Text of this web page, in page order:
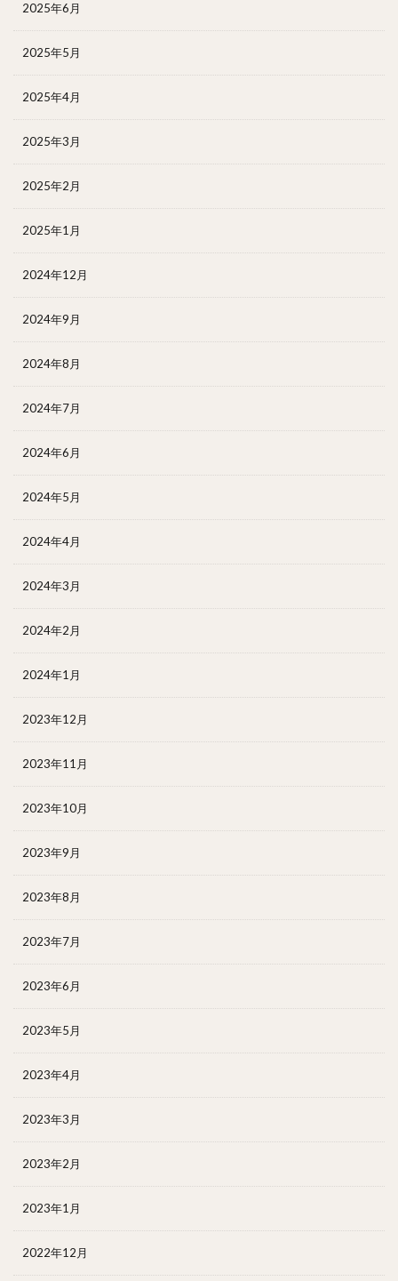
2025年6月
2025年5月
2025年4月
2025年3月
2025年2月
2025年1月
2024年12月
2024年9月
2024年8月
2024年7月
2024年6月
2024年5月
2024年4月
2024年3月
2024年2月
2024年1月
2023年12月
2023年11月
2023年10月
2023年9月
2023年8月
2023年7月
2023年6月
2023年5月
2023年4月
2023年3月
2023年2月
2023年1月
2022年12月